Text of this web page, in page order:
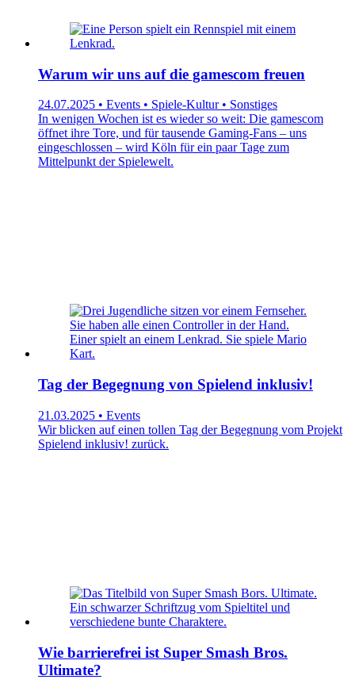
Warum wir uns auf die gamescom freuen
24.07.2025 • Events • Spiele-Kultur • Sonstiges
In wenigen Wochen ist es wieder so weit: Die gamescom
öffnet ihre Tore, und für tausende Gaming-Fans – uns
eingeschlossen – wird Köln für ein paar Tage zum
Mittelpunkt der Spielewelt.
Tag der Begegnung von Spielend inklusiv!
21.03.2025 • Events
Wir blicken auf einen tollen Tag der Begegnung vom Projekt
Spielend inklusiv! zurück.
Wie barrierefrei ist Super Smash Bros.
Ultimate?